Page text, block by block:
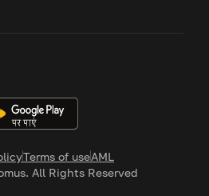
Terms of useAML
All Rights Reserved